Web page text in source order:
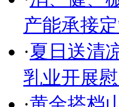
产能承接
·夏日送清
乳业开展